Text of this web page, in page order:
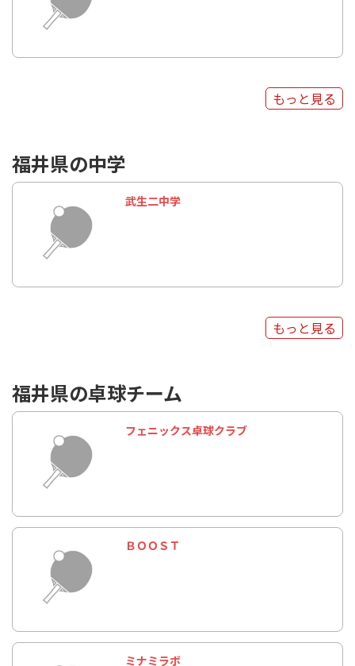
もっと見る
福井県の中学
武生二中学
もっと見る
福井県の卓球チーム
フェニックス卓球クラブ
ＢＯＯＳＴ
ミナミラボ